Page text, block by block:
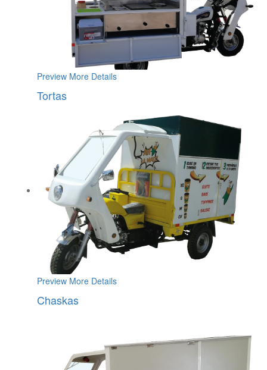
Preview More Details
Tortas
Preview More Details
Chaskas